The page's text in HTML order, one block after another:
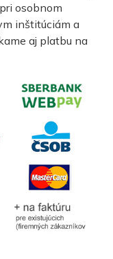
osobnom
inštitúciám a
aj platbu na